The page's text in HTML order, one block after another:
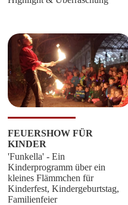
FEUERSHOW FÜR
KINDER
'Funkella' - Ein
Kinderprogramm über ein
kleines Flämmchen für
Kinderfest, Kindergeburtstag,
Familienfeier